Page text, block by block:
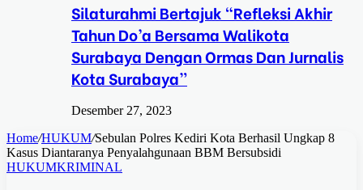
Silaturahmi Bertajuk “Refleksi Akhir
Tahun Do’a Bersama Walikota
Surabaya Dengan Ormas Dan Jurnalis
Kota Surabaya”
Desember 27, 2023
Home/HUKUM/Sebulan Polres Kediri Kota Berhasil Ungkap 8
Kasus Diantaranya Penyalahgunaan BBM Bersubsidi
HUKUMKRIMINAL